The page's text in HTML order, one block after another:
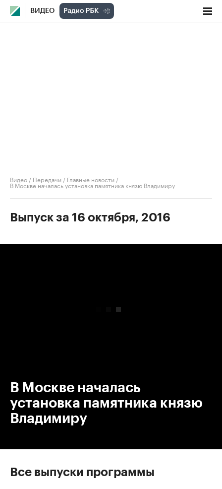
ВИДЕО
Видео / Передачи / Главные новости /
В Москве началась установка памятника князю Владимиру
Выпуск за 16 октября, 2016
В Москве началась
установка памятника князю
Владимиру
Все выпуски программы